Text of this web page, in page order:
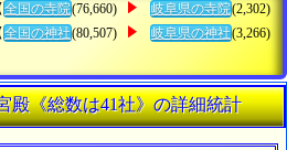
全国の寺院(76,660) 岐阜県の寺院(2,302)
全国の神社(80,507) 岐阜県の神社(3,266)
殿《総数は41社》の詳細統計